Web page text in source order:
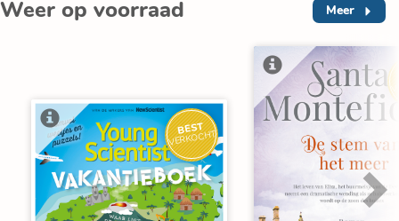
Weer op voorraad Meer
BEST
VERKOCHT